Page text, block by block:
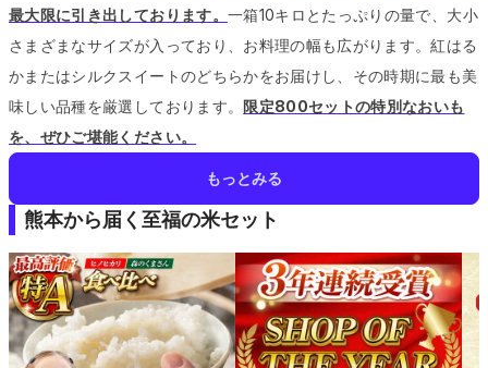
最大限に引き出しております。 一箱10キロとたっぷりの量で、大小
さまざまなサイズが入っており、お料理の幅も広がります。紅はる
かまたはシルクスイートのどちらかをお届けし、その時期に最も美
味しい品種を厳選しております。 限定800セットの特別なおいも
を、ぜひご堪能ください。
もっとみる
熊本から届く至福の米セット